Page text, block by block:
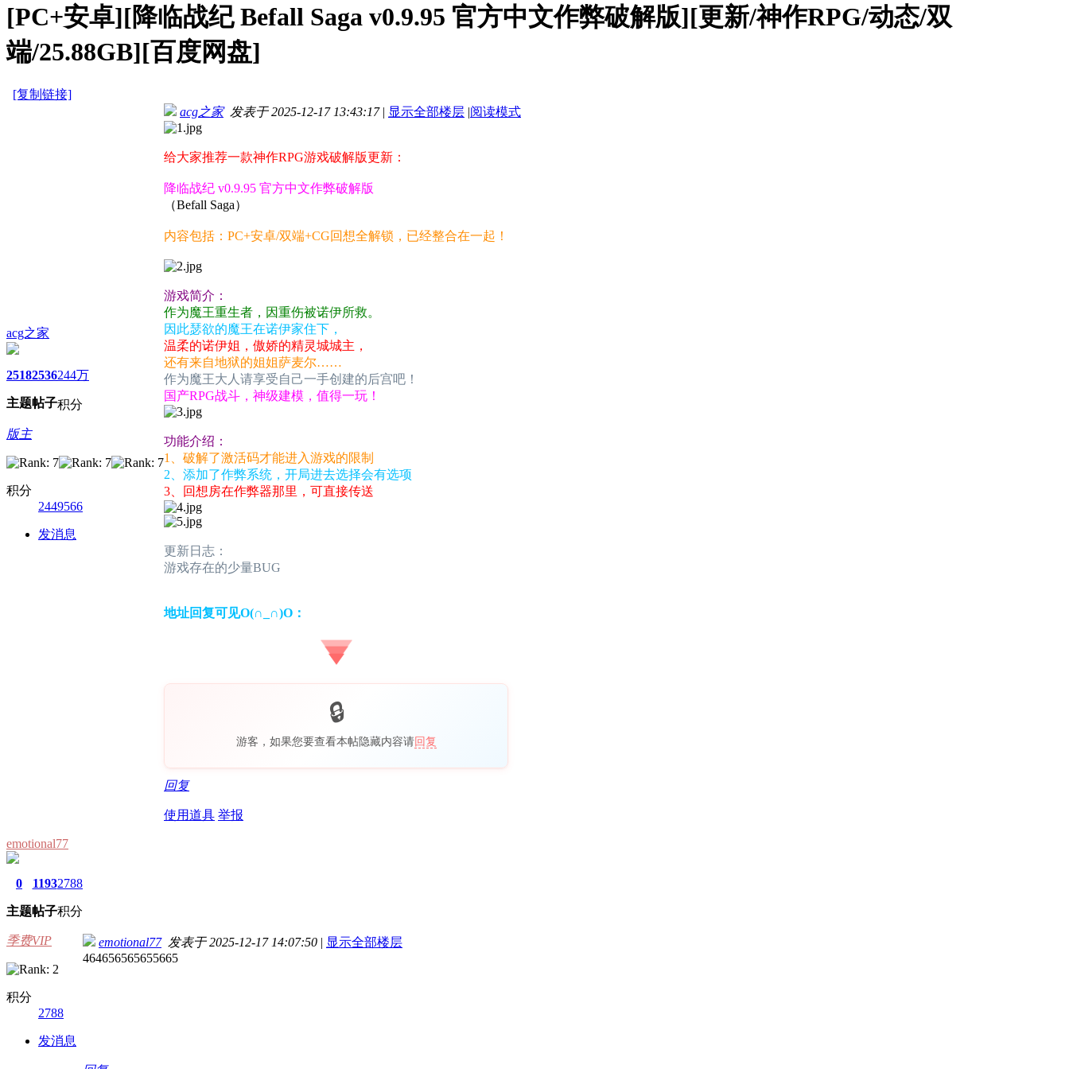
[PC+安卓][降临战纪 Befall Saga v0.9.95 官方中文作弊破解版][更新/神作RPG/动态/双
端/25.88GB][百度网盘]
[复制链接]
acg之家
2518
主题
2536
帖子
244万
积分
版主
积分
2449566
发消息
acg之家发表于 2025-12-17 13:43:17 | 显示全部楼层 |阅读模式
给大家推荐一款神作RPG游戏破解版更新：
降临战纪 v0.9.95 官方中文作弊破解版
（Befall Saga）
内容包括：PC+安卓/双端+CG回想全解锁，已经整合在一起！
游戏简介：
作为魔王重生者，因重伤被诺伊所救。
因此瑟欲的魔王在诺伊家住下，
温柔的诺伊姐，傲娇的精灵城城主，
还有来自地狱的姐姐萨麦尔……
作为魔王大人请享受自己一手创建的后宫吧！
国产RPG战斗，神级建模，值得一玩！
功能介绍：
1、破解了激活码才能进入游戏的限制
2、添加了作弊系统，开局进去选择会有选项
3、回想房在作弊器那里，可直接传送
更新日志：
游戏存在的少量BUG
地址回复可见O(∩_∩)O：
游客，如果您要查看本帖隐藏内容请回复
回复
使用道具 举报
emotional77
0
主题
1193
帖子
2788
积分
季费VIP
积分
2788
发消息
emotional77发表于 2025-12-17 14:07:50 | 显示全部楼层
464656565655665